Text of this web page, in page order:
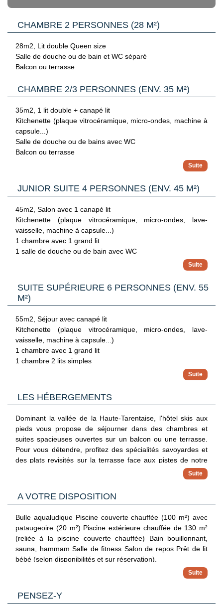
CHAMBRE 2 PERSONNES (28 M²)
28m2, Lit double Queen size
Salle de douche ou de bain et WC séparé
Balcon ou terrasse
CHAMBRE 2/3 PERSONNES (ENV. 35 M²)
35m2, 1 lit double + canapé lit
Kitchenette (plaque vitrocéramique, micro-ondes, machine à
capsule...)
Salle de douche ou de bains avec WC
Balcon ou terrasse
JUNIOR SUITE 4 PERSONNES (ENV. 45 M²)
45m2, Salon avec 1 canapé lit
Kitchenette (plaque vitrocéramique, micro-ondes, lave-
vaisselle, machine à capsule...)
1 chambre avec 1 grand lit
1 salle de douche ou de bain avec WC
SUITE SUPÉRIEURE 6 PERSONNES (ENV. 55
M²)
55m2, Séjour avec canapé lit
Kitchenette (plaque vitrocéramique, micro-ondes, lave-
vaisselle, machine à capsule...)
1 chambre avec 1 grand lit
1 chambre 2 lits simples
Balcon ou terrasse
À noter :
LES HÉBERGEMENTS
Dominant la vallée de la Haute-Tarentaise, l'hôtel skis aux
pieds vous propose de séjourner dans des chambres et
suites spacieuses ouvertes sur un balcon ou une terrasse.
Pour vous détendre, profitez des spécialités savoyardes et
des plats revisités sur la terrasse face aux pistes de notre
restaurant « bistronomique », de la piscine couverte
chauffée ou du spa Nama Springs (avec participation) !
A VOTRE DISPOSITION
Bulle aqualudique Piscine couverte chauffée (100 m²) avec
pataugeoire (20 m²) Piscine extérieure chauffée de 130 m²
(reliée à la piscine couverte chauffée) Bain bouillonnant,
sauna, hammam Salle de fitness Salon de repos Prêt de lit
bébé (selon disponibilités et sur réservation).
PENSEZ-Y